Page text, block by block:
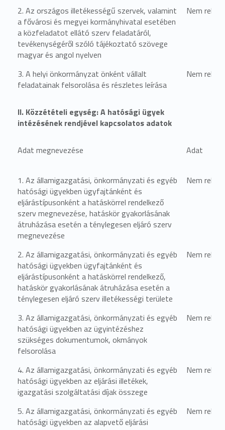
2. Az országos illetékességű szervek, valamint
a fővárosi és megyei kormányhivatal esetében
a közfeladatot ellátó szerv feladatáról,
tevékenységéről szóló tájékoztató szövege
magyar és angol nyelven
Nem
3. A helyi önkormányzat önként vállalt
feladatainak felsorolása és részletes leírása
Nem
II. Közzétételi egység: A hatósági ügyek
intézésének rendjével kapcsolatos adatok
Adat megnevezése Adat
1. Az államigazgatási, önkormányzati és egyéb
hatósági ügyekben ügyfajtánként és
eljárástípusonként a hatáskörrel rendelkező
szerv megnevezése, hatáskör gyakorlásának
átruházása esetén a ténylegesen eljáró szerv
megnevezése
Nem
2. Az államigazgatási, önkormányzati és egyéb
hatósági ügyekben ügyfajtánként és
eljárástípusonként a hatáskörrel rendelkező,
hatáskör gyakorlásának átruházása esetén a
ténylegesen eljáró szerv illetékességi területe
Nem
3. Az államigazgatási, önkormányzati és egyéb
hatósági ügyekben az ügyintézéshez
szükséges dokumentumok, okmányok
felsorolása
Nem
4. Az államigazgatási, önkormányzati és egyéb
hatósági ügyekben az eljárási illetékek,
igazgatási szolgáltatási díjak összege
Nem
5. Az államigazgatási, önkormányzati és egyéb
hatósági ügyekben az alapvető eljárási
Nem